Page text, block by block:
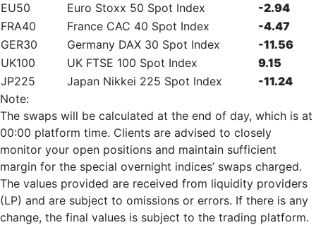
EU50
Euro Stoxx 50 Spot Index
-2.94
FRA40
France CAC 40 Spot Index
-4.47
GER30
Germany DAX 30 Spot Index
-11.56
UK100
UK FTSE 100 Spot Index
9.15
JP225
Japan Nikkei 225 Spot Index
-11.24
Note:
The swaps will be calculated at the end of day, which is at
00:00 platform time. Clients are advised to closely
monitor your open positions and maintain sufficient
margin for the special overnight indices’ swaps charged.
The values provided are received from liquidity providers
(LP) and are subject to omissions or errors. If there is any
change, the final values is subject to the trading platform.